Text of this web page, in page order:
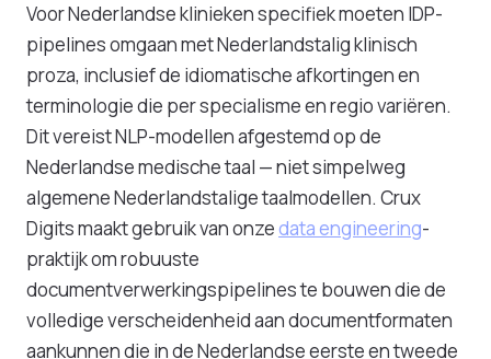
Voor Nederlandse klinieken specifiek moeten IDP-
pipelines omgaan met Nederlandstalig klinisch
proza, inclusief de idiomatische afkortingen en
terminologie die per specialisme en regio variëren.
Dit vereist NLP-modellen afgestemd op de
Nederlandse medische taal — niet simpelweg
algemene Nederlandstalige taalmodellen. Crux
Digits maakt gebruik van onzedata engineering-
praktijk om robuuste
documentverwerkingspipelines te bouwen die de
volledige verscheidenheid aan documentformaten
aankunnen die in de Nederlandse eerste en tweede